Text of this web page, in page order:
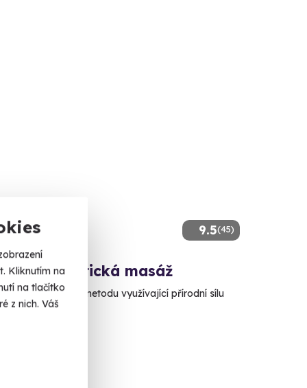
Kliknutím na
na tlačítko
z nich. Váš
9.5(45)
aromatická masáž
léčebnou metodu využívající přírodní sílu